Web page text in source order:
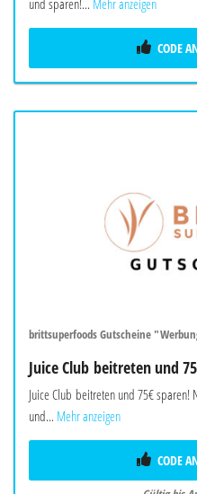
CODE
brittsuperfoods Gutscheine
Juice Club beitreten und
Juice Club beitreten und 75€ sparen!
und... Mehr anzeigen
CODE